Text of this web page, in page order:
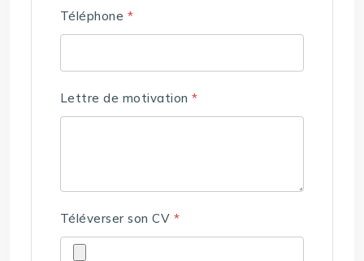
Téléphone *
Lettre de motivation*
Téléverser son CV *